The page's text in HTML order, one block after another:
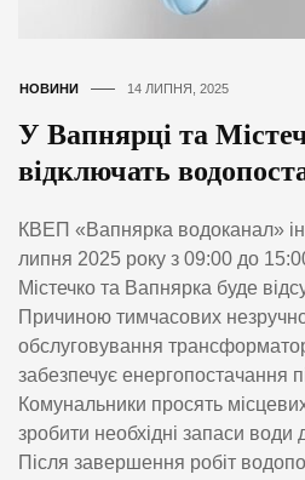
НОВИНИ 14 ЛИПНЯ, 2025
У Вапнярці та
відключать
КВЕП «Вапнярка водоканал»
липня 2025 року з 09:00 до
Містечко та Вапнярка буде
Причиною тимчасових
обслуговування
забезпечує енергопостачання
Комунальники просять
зробити необхідні запаси води
Після завершення робіт